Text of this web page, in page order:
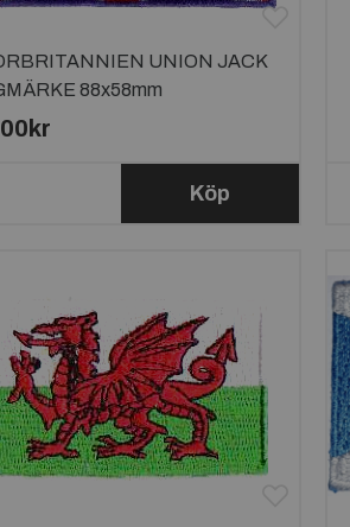
UNION JACK
88x58mm
Köp